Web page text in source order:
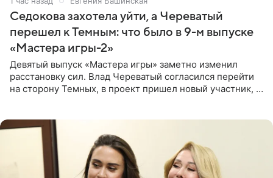
Седокова захотела уйти, а Череватый
перешел к Темным: что было в 9-м выпуске
«Мастера игры-2»
Девятый выпуск «Мастера игры» заметно изменил
расстановку сил. Влад Череватый согласился перейти
на сторону Темных, в проект пришел новый участник, а